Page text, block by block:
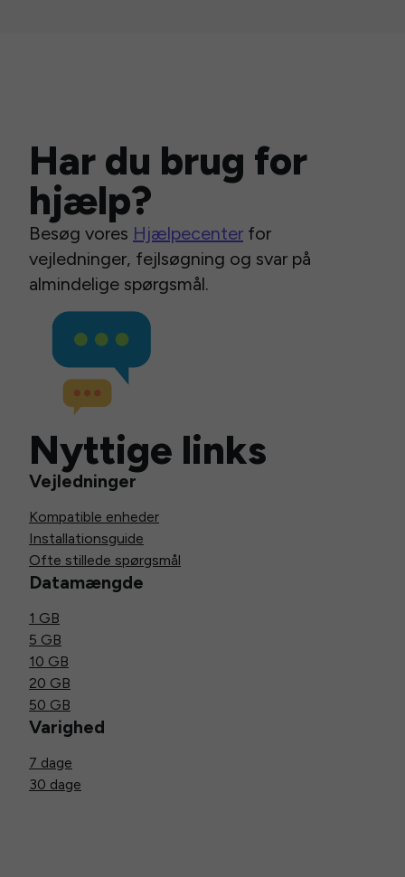
Har du brug for
hjælp?
Besøg vores Hjælpecenter for
vejledninger, fejlsøgning og svar på
almindelige spørgsmål.
Nyttige links
Vejledninger
Kompatible enheder
Installationsguide
Ofte stillede spørgsmål
Datamængde
1 GB
5 GB
10 GB
20 GB
50 GB
Varighed
7 dage
30 dage